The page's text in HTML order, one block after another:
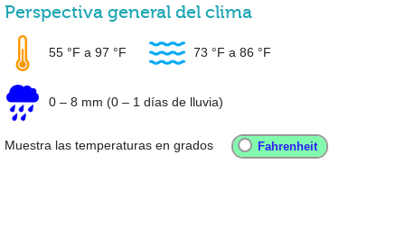
Perspectiva general del clima
55 °F a 97 °F 73 °F a 86 °F
0 – 8 mm (0 – 1 días de lluvia)
Muestra las temperaturas en grados